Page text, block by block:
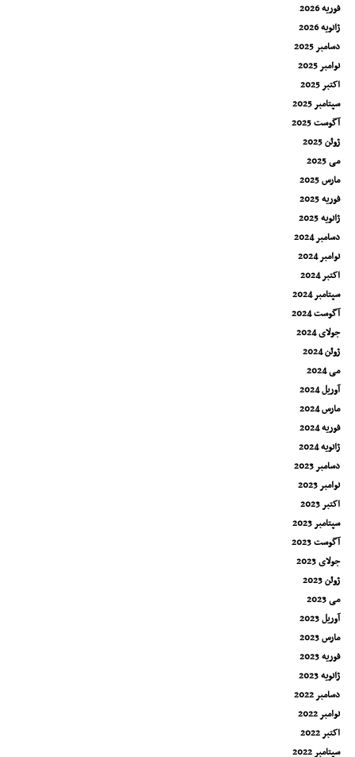
فوریه 2026
ژانویه 2026
دسامبر 2025
نوامبر 2025
اکتبر 2025
سپتامبر 2025
آگوست 2025
ژوئن 2025
می 2025
مارس 2025
فوریه 2025
ژانویه 2025
دسامبر 2024
نوامبر 2024
اکتبر 2024
سپتامبر 2024
آگوست 2024
جولای 2024
ژوئن 2024
می 2024
آوریل 2024
مارس 2024
فوریه 2024
ژانویه 2024
دسامبر 2023
نوامبر 2023
اکتبر 2023
سپتامبر 2023
آگوست 2023
جولای 2023
ژوئن 2023
می 2023
آوریل 2023
مارس 2023
فوریه 2023
ژانویه 2023
دسامبر 2022
نوامبر 2022
اکتبر 2022
سپتامبر 2022